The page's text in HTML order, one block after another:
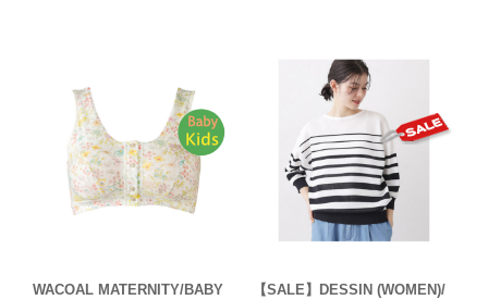
WACOAL MATERNITY/BABY
【SALE】DESSIN (WOMEN)/